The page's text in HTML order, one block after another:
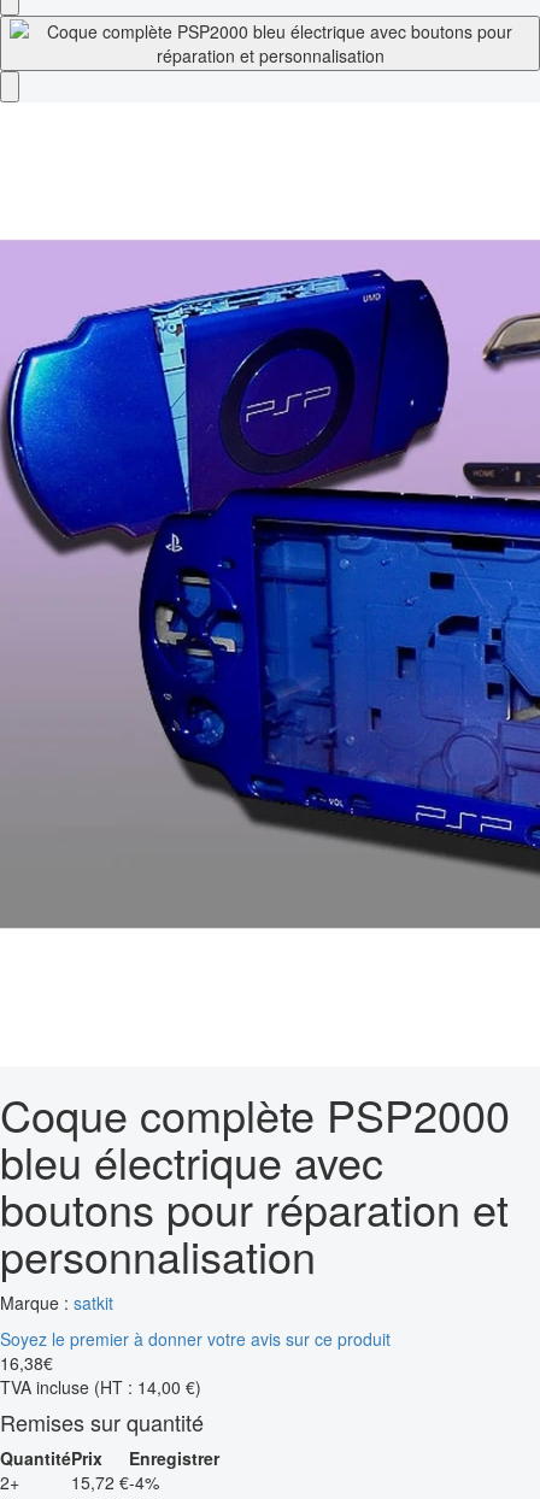
Coque complète PSP2000
bleu électrique avec
boutons pour réparation et
personnalisation
Marque : satkit
Soyez le premier à donner votre avis sur ce produit
16,38€
TVA incluse (HT : 14,00 €)
Remises sur quantité
QuantitéPrix
Enregistrer
2+
15,72 €-4%